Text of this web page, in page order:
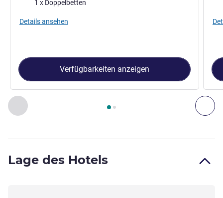
Zurück - Zimmer
Seite1 , Zimmer 1 : Standardzimmer mit 1 Doppelbett
1 x Doppelbetten
Details ansehen
Verfügbarkeiten anzeigen
Lage des Hotels